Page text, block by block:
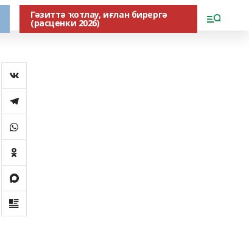
Гәзиттә ҡотлау, иғлан бирергә
(расценки 2026)